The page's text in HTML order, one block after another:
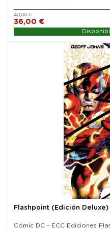
36,00 €
40,00 €
Flashpoint (Edición Deluxe)
Cómic DC - ECC Ediciones